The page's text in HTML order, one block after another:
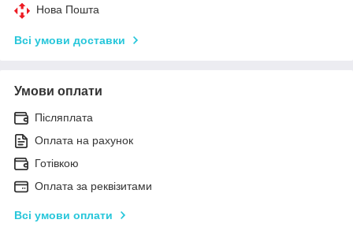
Нова Пошта
Всі умови доставки
Умови оплати
Післяплата
Оплата на рахунок
Готівкою
Оплата за реквізитами
Всі умови оплати